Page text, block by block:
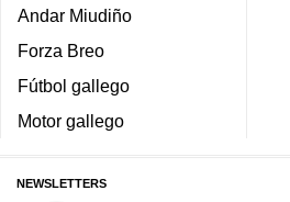
Andar Miudiño
Forza Breo
Fútbol gallego
Motor gallego
NEWSLETTERS